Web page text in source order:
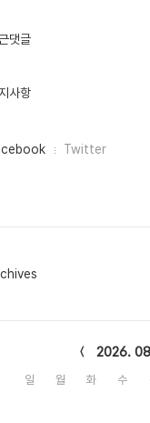
댓글
사항
Twitter
2026. 08
일 월 화 수